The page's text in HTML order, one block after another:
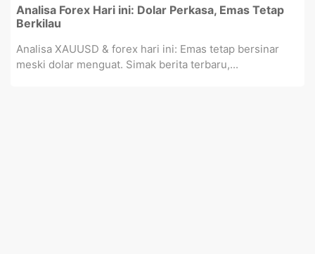
Analisa Forex Hari ini: Dolar Perkasa, Emas Tetap
Berkilau
Analisa XAUUSD & forex hari ini: Emas tetap bersinar
meski dolar menguat. Simak berita terbaru,...